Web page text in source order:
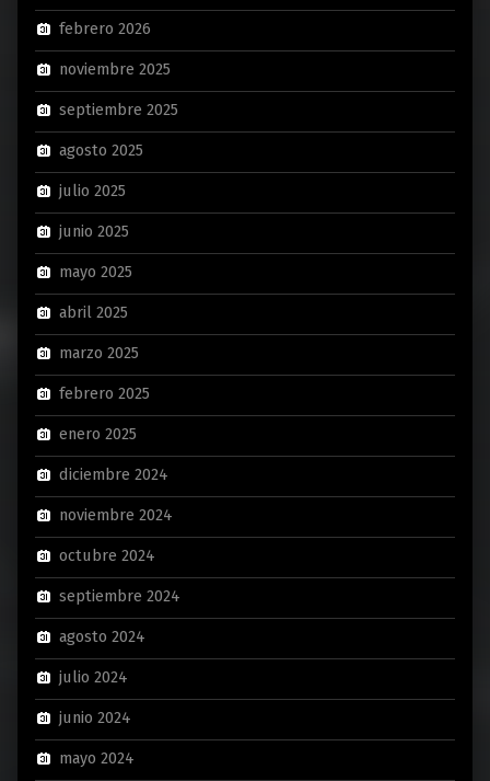
febrero 2026
noviembre 2025
septiembre 2025
agosto 2025
julio 2025
junio 2025
mayo 2025
abril 2025
marzo 2025
febrero 2025
enero 2025
diciembre 2024
noviembre 2024
octubre 2024
septiembre 2024
agosto 2024
julio 2024
junio 2024
mayo 2024